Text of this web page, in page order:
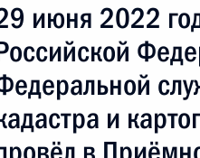
Все руководители, регионы,
июня 2022
и